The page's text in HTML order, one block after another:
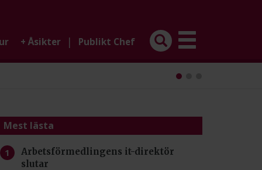
+ Åsikter | Publikt Chef
Mest lästa
Arbetsförmedlingens it-direktör
slutar